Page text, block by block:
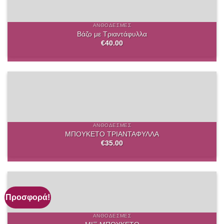
ΑΝΘΟΔΈΣΜΕΣ
Βάζο με Τριαντάφυλλα
€40.00
ΑΝΘΟΔΈΣΜΕΣ
ΜΠΟΥΚΕΤΟ ΤΡΙΑΝΤΑΦΥΛΛΑ
€35.00
Προσφορά!
ΑΝΘΟΔΈΣΜΕΣ